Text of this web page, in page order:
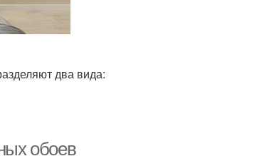
два вида:
обоев